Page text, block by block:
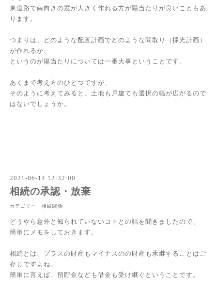
東道路で南向きの窓が大きく作れる方が陽当たりが良いこともあ
ります。
つまりは、どのような配置計画でどのような間取り（採光計画）
が作れるか、
というのが陽当たりについては一番大事ということです。
あくまで考え方のひとつですが、
そのように考えてみると、土地も戸建ても選択の幅が広がるので
はないでしょうか。
2021-06-14 12:32:00
相続の承認・放棄
カテゴリー 相続関係
どうやら意外と知られていないコトとの話を聞きましたので、
簡単にメモをしておきます。
相続とは、プラスの財産もマイナスのの財産も承継することはご
存じですよね。
簡単に言えば、預貯金なども借金も受け継ぐということです。